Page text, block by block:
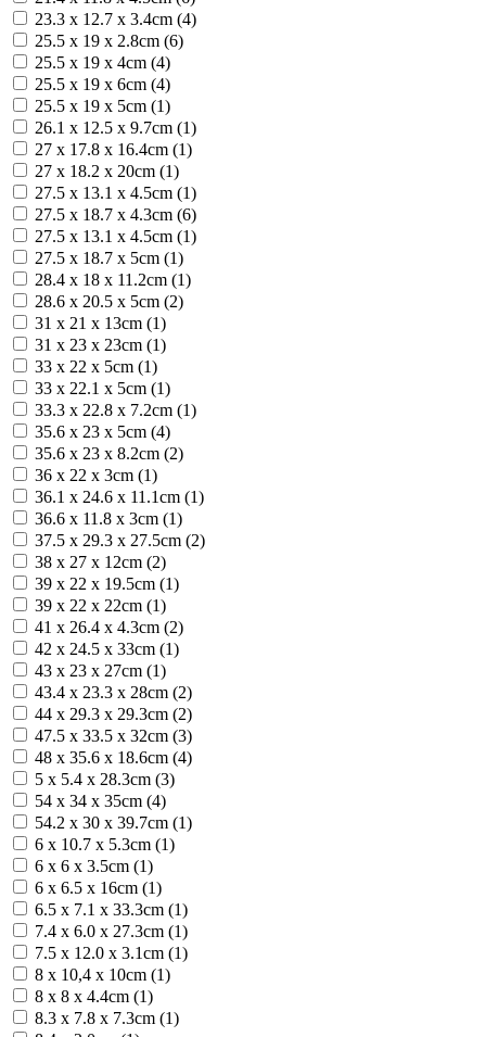
23.3 х 12.7 х 3.4cm (4)
25.5 x 19 x 2.8cm (6)
25.5 x 19 x 4cm (4)
25.5 x 19 x 6cm (4)
25.5 х 19 х 5cm (1)
26.1 x 12.5 x 9.7cm (1)
27 x 17.8 x 16.4cm (1)
27 x 18.2 x 20cm (1)
27.5 x 13.1 x 4.5cm (1)
27.5 x 18.7 x 4.3cm (6)
27.5 х 13.1 х 4.5cm (1)
27.5 х 18.7 х 5cm (1)
28.4 x 18 x 11.2cm (1)
28.6 x 20.5 x 5cm (2)
31 x 21 x 13cm (1)
31 x 23 x 23cm (1)
33 x 22 x 5cm (1)
33 x 22.1 x 5cm (1)
33.3 x 22.8 x 7.2cm (1)
35.6 x 23 x 5cm (4)
35.6 x 23 x 8.2cm (2)
36 x 22 x 3cm (1)
36.1 x 24.6 x 11.1cm (1)
36.6 x 11.8 x 3cm (1)
37.5 x 29.3 x 27.5cm (2)
38 x 27 x 12cm (2)
39 x 22 x 19.5cm (1)
39 x 22 x 22cm (1)
41 x 26.4 x 4.3cm (2)
42 x 24.5 x 33cm (1)
43 x 23 x 27cm (1)
43.4 x 23.3 x 28cm (2)
44 x 29.3 x 29.3cm (2)
47.5 x 33.5 x 32cm (3)
48 x 35.6 x 18.6cm (4)
5 x 5.4 x 28.3cm (3)
54 x 34 x 35cm (4)
54.2 x 30 x 39.7cm (1)
6 x 10.7 x 5.3cm (1)
6 x 6 x 3.5cm (1)
6 x 6.5 x 16cm (1)
6.5 x 7.1 x 33.3cm (1)
7.4 x 6.0 x 27.3cm (1)
7.5 x 12.0 x 3.1cm (1)
8 x 10,4 x 10cm (1)
8 x 8 x 4.4cm (1)
8.3 x 7.8 x 7.3cm (1)